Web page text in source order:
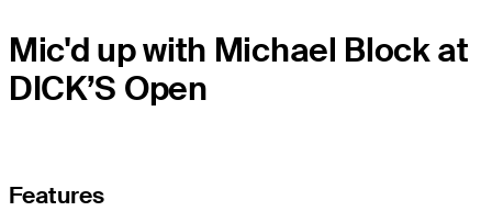
Mic'd up with Michael Block at
DICK’S Open
Features